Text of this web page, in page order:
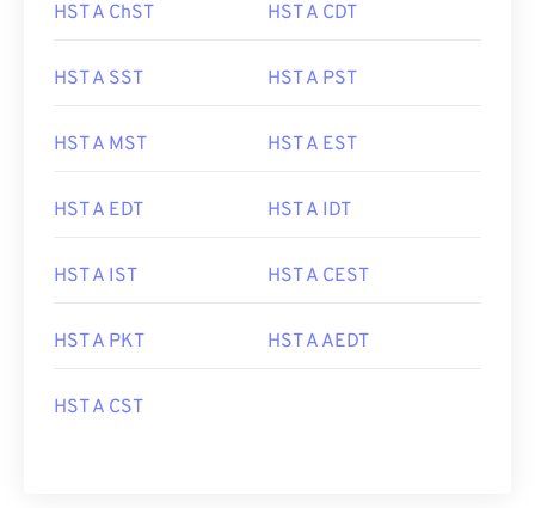
HST A ChST HST A CDT
HST A SST HST A PST
HST A MST HST A EST
HST A EDT HST A IDT
HST A IST HST A CEST
HST A PKT HST A AEDT
HST A CST